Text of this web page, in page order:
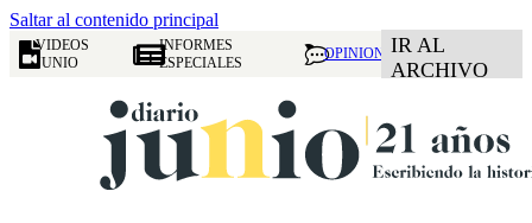
Saltar al contenido principal
VIDEOS
JUNIO
INFORMES
ESPECIALES
OPINION IR AL
ARCHIVO